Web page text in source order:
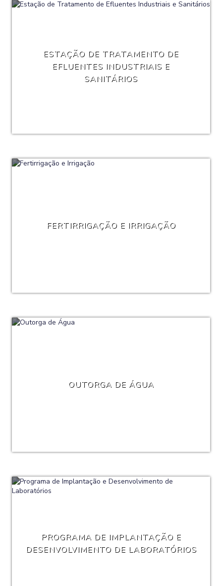
ESTAÇÃO DE TRATAMENTO DE
EFLUENTES INDUSTRIAIS E
SANITÁRIOS
FERTIRRIGAÇÃO E IRRIGAÇÃO
OUTORGA DE ÁGUA
PROGRAMA DE IMPLANTAÇÃO E
DESENVOLVIMENTO DE LABORATÓRIOS